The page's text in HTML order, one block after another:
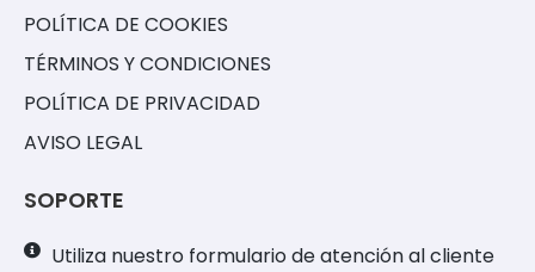
POLÍTICA DE COOKIES
TÉRMINOS Y CONDICIONES
POLÍTICA DE PRIVACIDAD
AVISO LEGAL
SOPORTE
Utiliza nuestro formulario de atención al cliente